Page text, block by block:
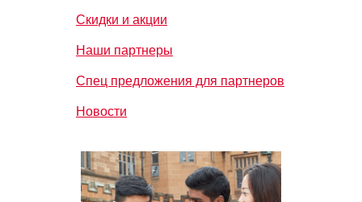
Скидки и акции
Наши партнеры
Спец предложения для партнеров
Новости